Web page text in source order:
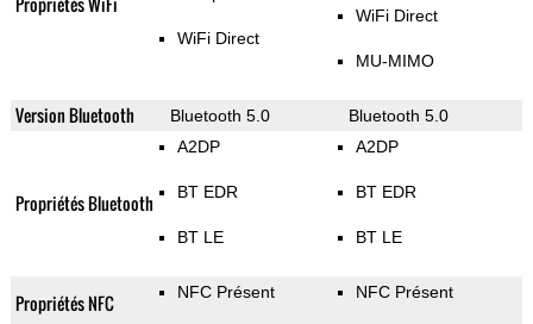
WiFi Direct
WiFi Direct
MU-MIMO
Version Bluetooth Bluetooth 5.0 Bluetooth 5.0
Propriétés Bluetooth
A2DP
BT EDR
BT LE
A2DP
BT EDR
BT LE
Propriétés NFC NFC Présent NFC Présent